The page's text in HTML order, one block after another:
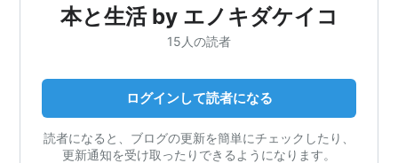
本と生活 by エノキダケイコ
15人の読者
ログインして読者になる
読者になると、ブログの更新を簡単にチェックしたり、
更新通知を受け取ったりできるようになります。